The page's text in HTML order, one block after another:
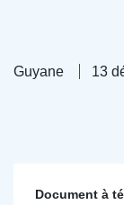
Guyane 13
Document à